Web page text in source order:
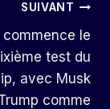
SUIVANT
commence le
test du
avec Musk
comme